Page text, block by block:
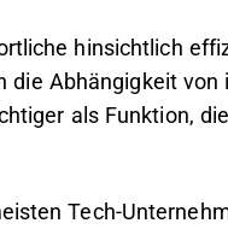
hinsichtlich
die Abhängigkeit
als Funktion,
Tech-